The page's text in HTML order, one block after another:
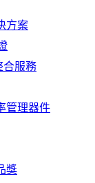
方案
合服務
管理器件
獎